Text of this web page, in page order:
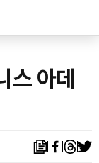
아데